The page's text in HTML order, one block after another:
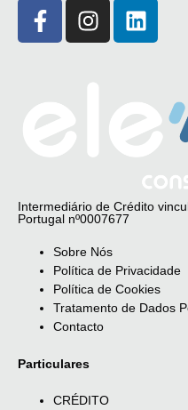
Intermediário de Crédito
Portugal nº0007677
Sobre Nós
Política de Privacidade
Política de Cookies
Tratamento de Dados
Contacto
Particulares
CRÉDITO